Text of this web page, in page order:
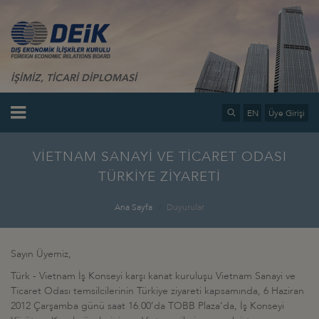
İŞİMİZ, TİCARİ DİPLOMASİ
EN Üye Girişi
VİETNAM SANAYİ VE TİCARET ODASI
TÜRKİYE ZİYARETİ
Ana Sayfa Duyurular
Sayın Üyemiz,
Türk - Vietnam İş Konseyi karşı kanat kuruluşu Vietnam Sanayi ve
Ticaret Odası temsilcilerinin Türkiye ziyareti kapsamında, 6 Haziran
2012 Çarşamba günü saat 16.00’da TOBB Plaza’da, İş Konseyi